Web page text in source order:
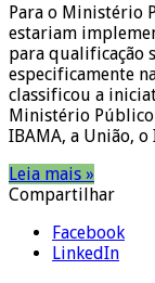
Para o Ministério
estariam
para qualificação
especificamente
classificou a
Ministério
IBAMA, a União,
Leia mais »
Compartilhar
Facebook
LinkedIn